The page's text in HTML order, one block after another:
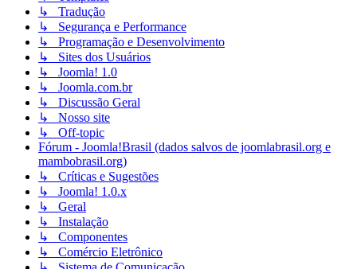
↳ Tradução
↳ Segurança e Performance
↳ Programação e Desenvolvimento
↳ Sites dos Usuários
↳ Joomla! 1.0
↳ Joomla.com.br
↳ Discussão Geral
↳ Nosso site
↳ Off-topic
Fórum - Joomla!Brasil (dados salvos de joomlabrasil.org e
mambobrasil.org)
↳ Críticas e Sugestões
↳ Joomla! 1.0.x
↳ Geral
↳ Instalação
↳ Componentes
↳ Comércio Eletrônico